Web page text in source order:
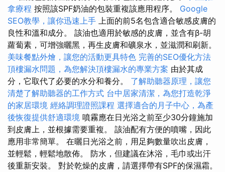
拿療程 按照該SPF奶油的包裝重複該應用程序。 Google
SEO教學，讓你迅速上手 上面的前5名包含適合敏感皮膚的
良性和溫和成分。 該油也適用於敏感的皮膚，並含有β-胡
蘿蔔素，可增強曬黑，再生皮膚和礦泉水，並滋潤和刷新。
美味餐點外燴，讓您的活動更具特色 完善的SEO優化方法
頂樓漏水問題，為您解決頂樓漏水的專業方案 由於其成
分，它取代了必要的水分和養分。 了解助聽器原理，讓您
清楚了解助聽器的工作方式 台中居家清潔，為您打造乾淨
的家居環境 經絡調理證照課程 選擇適合的月子中心，為產
後恢復提供舒適環境 噴霧應在日光浴之前至少30分鐘施加
到皮膚上，並根據需要重複。 該油配有方便的噴嘴，因此
應用非常簡單。 在曬日光浴之前，用足夠數量吹出皮膚，
並輕鬆，輕鬆地散佈。 防水，但建議在沐浴，毛巾或出汗
後重新安裝。 對於乾燥的皮膚，請選擇帶有SPF的保濕霜。